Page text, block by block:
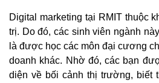
Digital marketing tại RMIT thuộc
trị. Do đó, các sinh viên ngành
là được học các môn đại cương
doanh khác. Nhờ đó, các bạn
diện về bối cảnh thị trường, biết